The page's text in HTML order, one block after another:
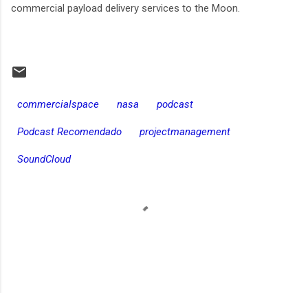
commercial payload delivery services to the Moon.​​
commercialspace nasa podcast
Podcast Recomendado projectmanagement
SoundCloud